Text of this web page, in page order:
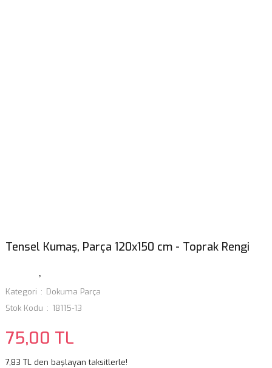
Tensel Kumaş, Parça 120x150 cm - Toprak Rengi
Kategori
Dokuma Parça
Stok Kodu
18115-13
75,00 TL
7,83 TL den başlayan taksitlerle!